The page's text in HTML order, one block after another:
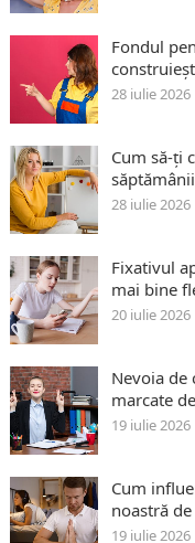
Fondul
28 iulie 2026
Cum să-ți
săptămânii
28 iulie 2026
Fixativul
mai bine
20 iulie 2026
Nevoia de
marcate
19 iulie 2026
Cum
noastră
19 iulie 2026